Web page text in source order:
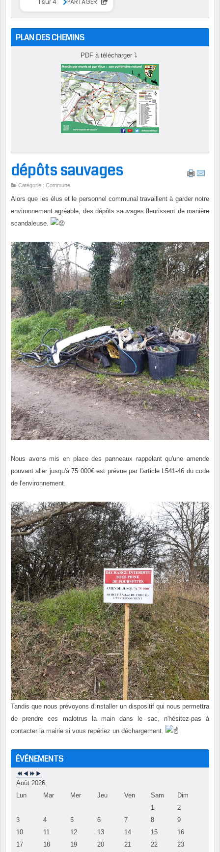
PLAN DES CHEMINS
PDF à télécharger ⤵
dépôts sauvages
Catégorie : Commune
Alors que les élus et le personnel communal travaillent à garder notre
environnement agréable, des dépôts sauvages fleurissent de manière
scandaleuse.
Nous avons mis en place des panneaux rappelant qu'une amende
pouvant aller jusqu'à 75 000€ est prévue par l'article L541-46 du code
de l'environnement.
Tandis que nous prévoyons d'installer un dispositif qui nous permettra
de prendre ces malotrus la main dans le sac, n'hésitez-pas à
contacter la mairie si vous repériez un déchargement.
ÉVÉNEMENTS
Août 2026
Lun
Mar Mer Jeu Ven Sam
Dim
1
2
3
4 5 6 7 8
9
10
11 12 13 14 15
16
17
18 19 20 21 22
23